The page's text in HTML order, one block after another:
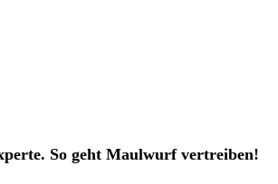
So geht Maulwurf vertreiben!